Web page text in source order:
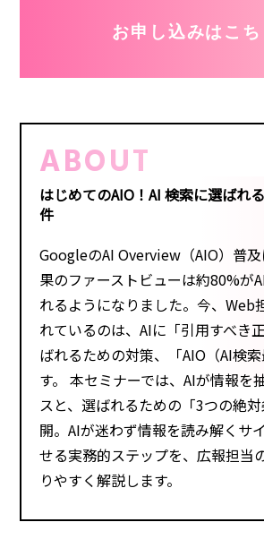
お申し込みはこち
ABOUT
はじめてのAIO！AI 検索に選ばれ
件
GoogleのAI Overview（AIO）普
果のファーストビューは約80%が
れるようになりました。今、Web
れているのは、AIに「引用すべき
ばれるための対策、「AIO（AI検
す。 本セミナーでは、AIが情報を
スと、選ばれるための「3つの絶
開。AIが迷わず情報を読み解くサ
せる実務的ステップを、広報担当
りやすく解説します。